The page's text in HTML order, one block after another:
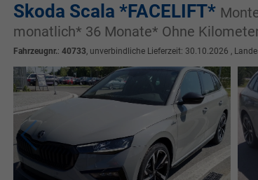
Skoda Scala *FACELIFT*
monatlich* 36 Monate* Ohne
Fahrzeugnr.: 40733, unverbindliche Lieferzeit: 30.10.2026 ,